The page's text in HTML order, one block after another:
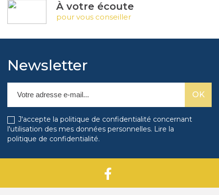
À votre écoute
pour vous conseiller
Newsletter
J'accepte la politique de confidentialité concernant
l'utilisation des mes données personnelles. Lire la
politique de confidentialité.